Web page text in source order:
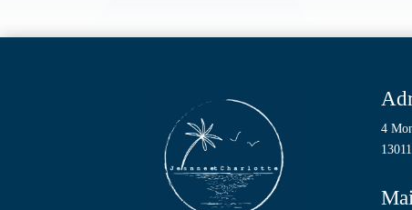
4